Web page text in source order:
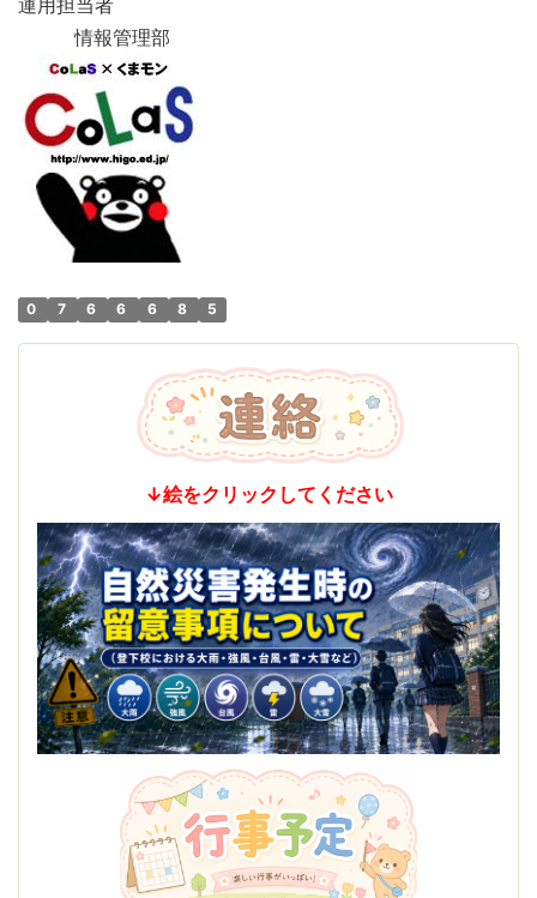
情報管理部
0 7 6 6 6 8 5
↓絵をクリックしてください